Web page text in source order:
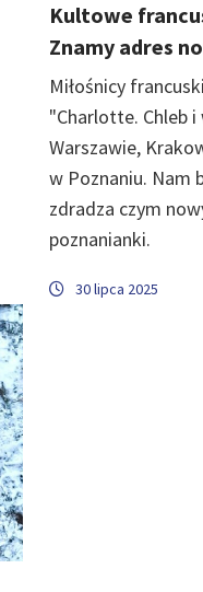
Kultowe
Znamy adres
Miłośnicy
"Charlotte. Chleb
Warszawie,
w Poznaniu. Nam
zdradza czym
poznanianki.
30 lipca 2025